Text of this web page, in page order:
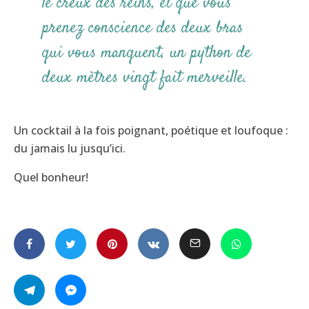
prenez conscience des deux bras
qui vous manquent, un python de
deux mètres vingt fait merveille.
Un cocktail à la fois poignant, poétique et loufoque :
du jamais lu jusqu’ici.
Quel bonheur!